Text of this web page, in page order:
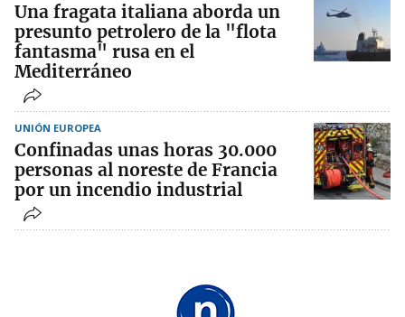
Una fragata italiana aborda un
presunto petrolero de la "flota
fantasma" rusa en el
Mediterráneo
UNIÓN EUROPEA
Confinadas unas horas 30.000
personas al noreste de Francia
por un incendio industrial